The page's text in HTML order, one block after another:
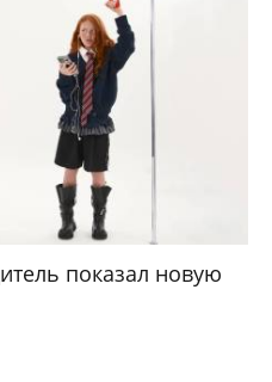
показал новую